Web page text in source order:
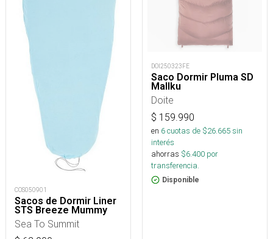
COS050901
Sacos de Dormir Liner
STS Breeze Mummy
Sea To Summit
DOI250323FE
Saco Dormir Pluma SD
Mallku
Doite
$ 159.990
en 6cuotas de $26.665sin
interés
ahorras $6.400 por
transferencia.
Disponible